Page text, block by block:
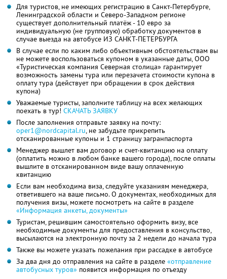
Для туристов, не имеющих регистрацию в Санкт-Петербурге,
Ленинградской области и Северо-Западном регионе
существует дополнительный платёж - 10 евро за
индивидуальную (не групповую) обработку документов в
случае выезда на автобусе ИЗ САНКТ-ПЕТЕРБУРГА
В случае если по каким либо объективным обстоятельствам вы
не можете воспользоваться купоном в указанные даты, ООО
«Туристическая компания Северная столица» гарантирует
возможность замены тура или перезачета стоимости купона в
оплату тура (действует при обращении в срок действия
купона)
Уважаемые туристы, заполните таблицу на всех желающих
поехать в тур! СКАЧАТЬ ЗАЯВКУ
После заполнения отправьте заявку на почту:
oper1@nordcapital.ru, не забудьте прикрепить
отсканированные купоны и 1 страницу загранпаспорта
Менеджер вышлет вам договор и счет-квитанцию на оплату
(оплатить можно в любом банке вашего города), после оплаты
вышлите в отсканированном виде вашу оплаченную
квитанцию
Если вам необходима виза, следуйте указаниям менеджера,
ответившего на ваше письмо. О документах, необходимых для
получения визы, можете посмотреть на сайте в разделе
«Информация анкеты, документы»
Туристам, решившим самостоятельно оформить визу, все
необходимые документы для предоставления в консульство,
высылаются на электронную почту за 2 недели до начала тура
Также вы можете указать пожелания при рассадке в автобусе
За два дня до отправления на сайте в разделе «отправление
автобусных туров» появится информация по отъезду